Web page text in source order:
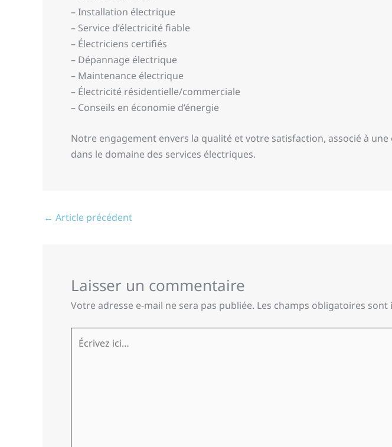
– Installation électrique
– Service d’électricité fiable
– Électriciens certifiés
– Dépannage électrique
– Maintenance électrique
– Électricité résidentielle/commerciale
– Conseils en économie d’énergie
Notre engagement envers la qualité et votre satisfaction, associé à
dans le domaine des services électriques.
← Article précédent
Laisser un commentaire
Votre adresse e-mail ne sera pas publiée. Les champs obligatoires sont
Écrivez
ici…